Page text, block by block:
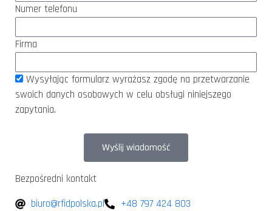
Numer telefonu
Firma
Wysyłając formularz wyrażasz zgodę na przetwarzanie
swoich danych osobowych w celu obsługi niniejszego
zapytania.
Wyślij wiadomość
Bezpośredni kontakt
biuro@rfidpolska.pl
+48 797 424 803